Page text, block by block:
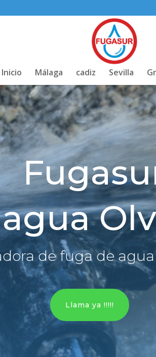
Inicio Málaga cadiz Sevilla
de fuga de
Llama ya !!!!!